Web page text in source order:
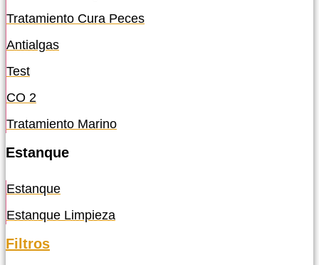
Tratamiento Cura Peces
Antialgas
Test
CO 2
Tratamiento Marino
Estanque
Estanque
Estanque Limpieza
Filtros